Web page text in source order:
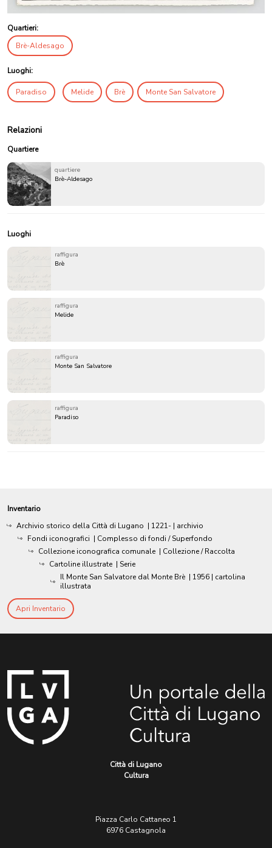
Quartieri:
Brè-Aldesago
Luoghi:
Paradiso Melide Brè Monte San Salvatore
Relazioni
Quartiere
quartiere
Brè-Aldesago
Luoghi
raffigura
Brè
raffigura
Melide
raffigura
Monte San Salvatore
raffigura
Paradiso
Inventario
Archivio storico della Città di Lugano | 1221- | archivio
Fondi iconografici | Complesso di fondi / Superfondo
Collezione iconografica comunale | Collezione / Raccolta
Cartoline illustrate | Serie
Il Monte San Salvatore dal Monte Brè | 1956 | cartolina
illustrata
Apri Inventario
Città di Lugano
Cultura
Piazza Carlo Cattaneo 1
6976 Castagnola